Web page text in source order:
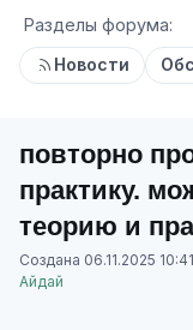
Разделы форума:
Новости
повторно
практику.
теорию и
Создана 06.11.2025 10:41
Айдай